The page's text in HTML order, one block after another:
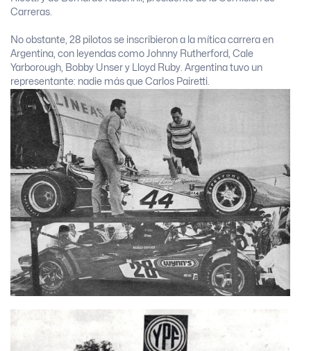
Carreras.
No obstante, 28 pilotos se inscribieron a la mítica carrera en
Argentina, con leyendas como Johnny Rutherford, Cale
Yarborough, Bobby Unser y Lloyd Ruby. Argentina tuvo un
representante: nadie más que Carlos Pairetti.